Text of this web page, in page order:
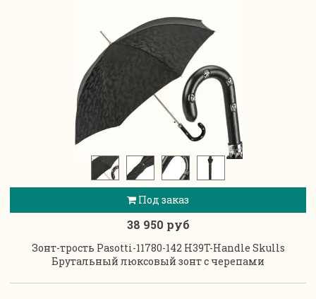
Под заказ
38 950 руб
Зонт-трость Pasotti-11780-142 H39T-Handle Skulls
Брутальный люксовый зонт с черепами